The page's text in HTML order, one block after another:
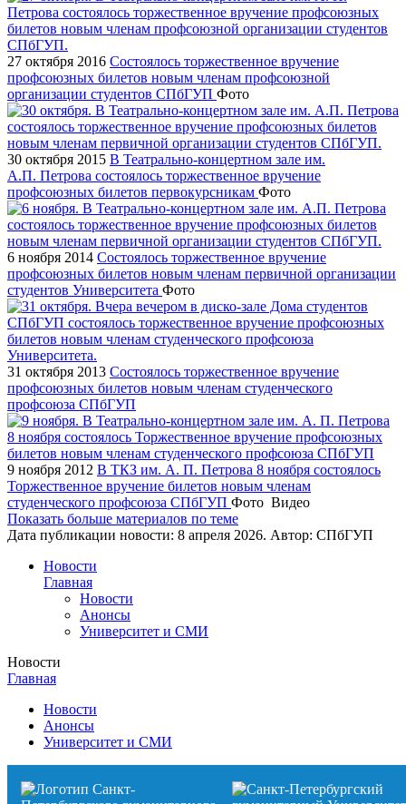
27 октября 2016 Состоялось торжественное вручение
профсоюзных билетов новым членам профсоюзной
организации студентов СПбГУП Фото
30 октября 2015 В Театрально-концертном зале им.
А.П. Петрова состоялось торжественное вручение
профсоюзных билетов первокурсникам Фото
6 ноября 2014 Состоялось торжественное вручение
профсоюзных билетов новым членам первичной организации
студентов Университета Фото
31 октября 2013 Состоялось торжественное вручение
профсоюзных билетов новым членам студенческого
профсоюза СПбГУП
9 ноября 2012 В ТКЗ им. А. П. Петрова 8 ноября состоялось
Торжественное вручение билетов новым членам
студенческого профсоюза СПбГУП Фото Видео
Показать больше материалов по теме
Дата публикации новости: 8 апреля 2026. Автор: СПбГУП
Новости
Главная
Новости
Анонсы
Университет и СМИ
Новости
Главная
Новости
Анонсы
Университет и СМИ